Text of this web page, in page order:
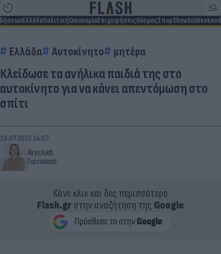
ΕλλάδαΠολιτικήΟικονομίαΕπιχειρήσειςΚόσμοςΣπορShowbizWeekend
Ελλάδα Αυτοκίνητο μητέρα
Κλείδωσε τα ανήλικα παιδιά της στο
αυτοκίνητο για να κάνει απεντόμωση στο
σπίτι
Αγγελική
Γιαννακού
19.07.2022 14:07
Κάνε κλικ και δες περισσότερο
Flash.grστην αναζήτηση της Google